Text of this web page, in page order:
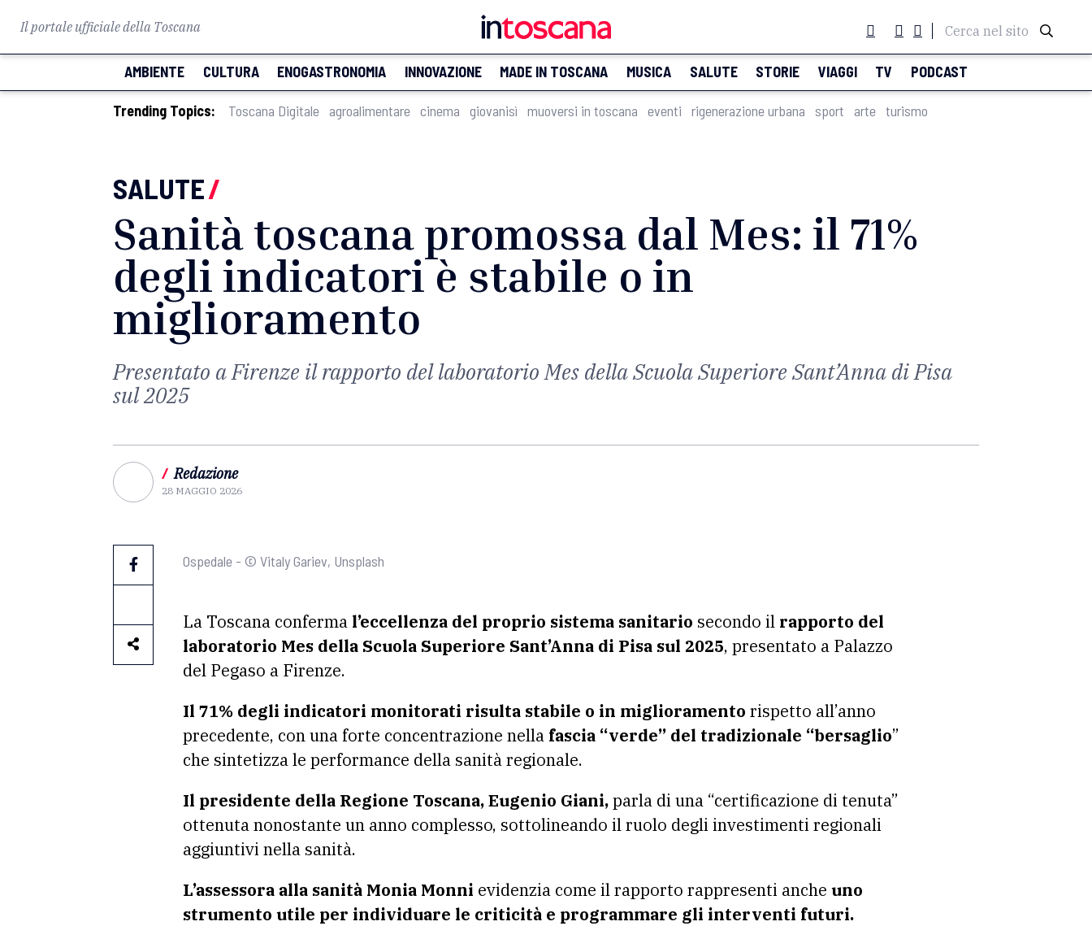
Il portale ufficiale della Toscana Cerca nel sito
AMBIENTE CULTURA ENOGASTRONOMIA INNOVAZIONE MADE IN TOSCANA MUSICA SALUTE STORIE VIAGGI TV PODCAST
Trending Topics: Toscana Digitale agroalimentare cinema giovanisì muoversi in toscana eventi rigenerazione urbana sport arte turismo
SALUTE/
Sanità toscana promossa dal Mes: il 71%
degli indicatori è stabile o in
miglioramento
Presentato a Firenze il rapporto del laboratorio Mes della Scuola Superiore Sant’Anna di Pisa
sul 2025
/ Redazione
28 MAGGIO 2026
Ospedale - © Vitaly Gariev, Unsplash
La Toscana conferma l’eccellenza del proprio sistema sanitario secondo il rapporto del
laboratorio Mes della Scuola Superiore Sant’Anna di Pisa sul 2025, presentato a Palazzo
del Pegaso a Firenze.
Il 71% degli indicatori monitorati risulta stabile o in miglioramento rispetto all’anno
precedente, con una forte concentrazione nella fascia “verde” del tradizionale “bersaglio”
che sintetizza le performance della sanità regionale.
Il presidente della Regione Toscana, Eugenio Giani,parla di una “certificazione di tenuta”
ottenuta nonostante un anno complesso, sottolineando il ruolo degli investimenti regionali
aggiuntivi nella sanità.
L’assessora alla sanità Monia Monni evidenzia come il rapporto rappresenti anche uno
strumento utile per individuare le criticità e programmare gli interventi futuri.